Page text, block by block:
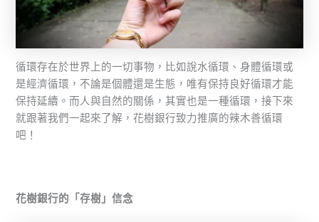
循環存在於世界上的一切事物，比如說水循環、身體循環或
是經濟循環，不論是個體還是生態，唯有保持良好循環才能
保持延續。而人與自然的關係，其實也是一種循環，接下來
就跟著我們一起來了解，花樹銀行致力推廣的辣木善循環
吧！
花樹銀行的「存樹」信念